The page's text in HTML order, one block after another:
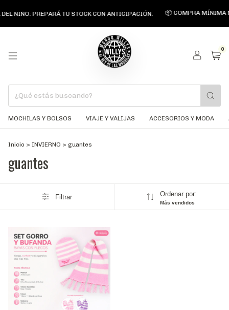
NIÑO: PREPARÁ TU STOCK CON ANTICIPACIÓN. 📦 COMPRA MÍNIMA
0
MOCHILAS Y BOLSOS VIAJE Y VALIJAS ACCESORIOS Y MODA
Inicio > INVIERNO > guantes
guantes
Filtrar Ordenar por:
Más vendidos